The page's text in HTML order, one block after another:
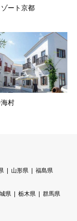
ート京都
村
山形県
福島県
県 栃木県
群馬県